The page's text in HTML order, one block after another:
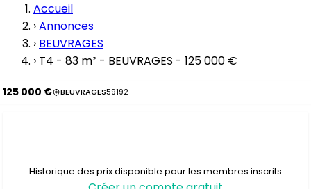
Accueil
›Annonces
› BEUVRAGES
› T4 - 83 m² - BEUVRAGES - 125 000 €
125 000 € BEUVRAGES59192
Historique des prix disponible pour les membres inscrits